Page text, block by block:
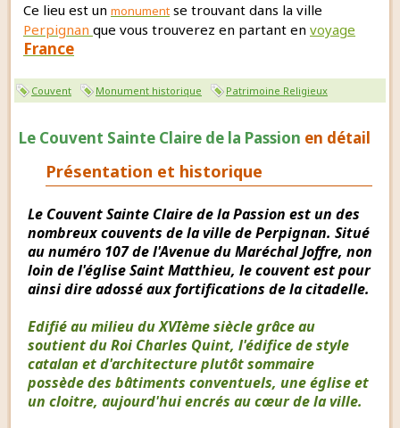
Ce lieu est un monument se trouvant dans la ville
Perpignan que vous trouverez en partant en voyage
France
Couvent Monument historique Patrimoine Religieux
Le Couvent Sainte Claire de la Passion en détail
Présentation et historique
Le Couvent Sainte Claire de la Passion est un des
nombreux couvents de la ville de Perpignan. Situé
au numéro 107 de l'Avenue du Maréchal Joffre, non
loin de l'église Saint Matthieu, le couvent est pour
ainsi dire adossé aux fortifications de la citadelle.
Edifié au milieu du XVIème siècle grâce au
soutient du Roi Charles Quint, l'édifice de style
catalan et d'architecture plutôt sommaire
possède des bâtiments conventuels, une église et
un cloitre, aujourd'hui encrés au cœur de la ville.